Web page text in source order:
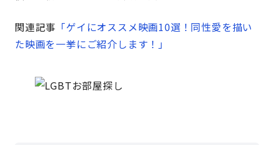
関連記事 「ゲイにオススメ映画10選！同性愛を描い
た映画を一挙にご紹介します！」